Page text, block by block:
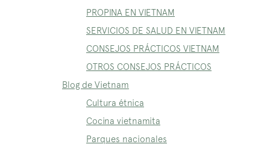
PROPINA EN VIETNAM
SERVICIOS DE SALUD EN VIETNAM
CONSEJOS PRÁCTICOS VIETNAM
OTROS CONSEJOS PRÁCTICOS
Blog de Vietnam
Cultura étnica
Cocina vietnamita
Parques nacionales